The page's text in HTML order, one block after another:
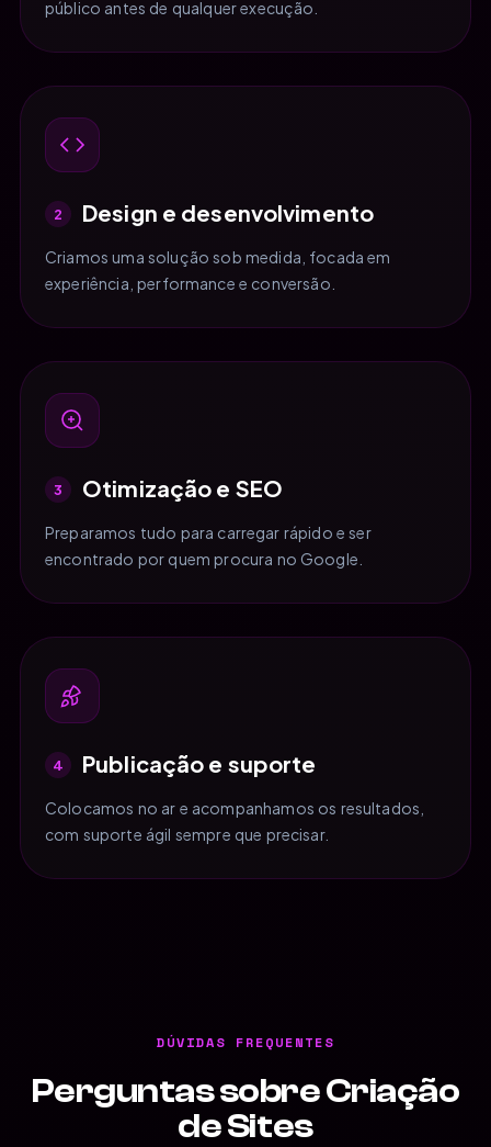
público antes de qualquer execução.
2 Design e desenvolvimento
Criamos uma solução sob medida, focada em
experiência, performance e conversão.
3 Otimização e SEO
Preparamos tudo para carregar rápido e ser
encontrado por quem procura no Google.
4 Publicação e suporte
Colocamos no ar e acompanhamos os resultados,
com suporte ágil sempre que precisar.
DÚVIDAS FREQUENTES
Perguntas sobre Criação
de Sites